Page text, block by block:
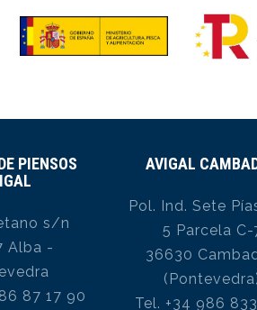
PIENSOS
s/n
Alba -
87 17 90
AVIGAL
Pol. Ind. Sete
5 Parcela C-
36630
Tel. +34 986